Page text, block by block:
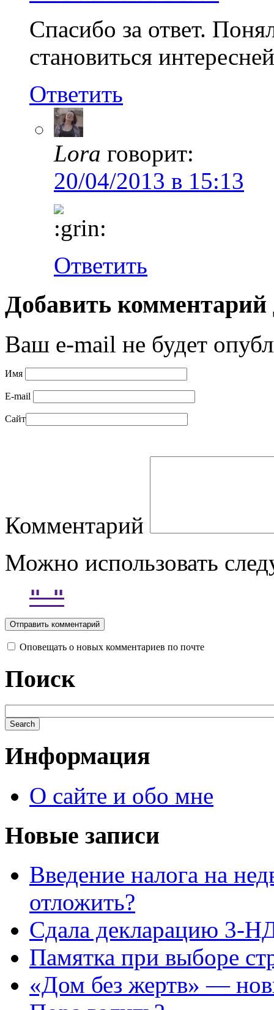
Спасибо за ответ.
становиться
Ответить
Lora говорит:
20/04/2013 в 15:13
Ответить
Добавить
Ваш e-mail не будет
Имя
E-mail
Сайт
Комментарий
Можно использовать
Оповещать о новых комментариев по почте
Поиск
Информация
О сайте и обо мне
Новые записи
Введение налога на
отложить?
Сдала декларацию 3-
Памятка при выборе
«Дом без жертв» —